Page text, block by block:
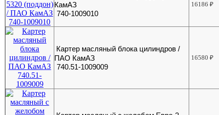
КамАЗ
740-1009010
16186₽
Картер масляный блока цилиндров /
ПАО КамАЗ
740.51-1009009
16580₽